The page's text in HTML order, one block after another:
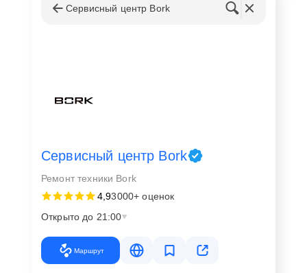
Сервисный центр Bork
Сервисный центр Bork
Ремонт техники Bork
4,93000+ оценок
Открыто до 21:00
Маршрут